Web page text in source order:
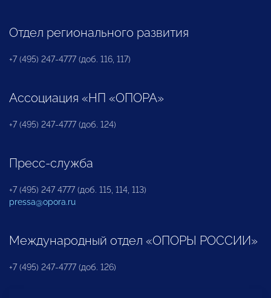
Отдел регионального развития
+7 (495) 247-4777 (доб. 116, 117)
Ассоциация «НП «ОПОРА»
+7 (495) 247-4777 (доб. 124)
Пресс-служба
+7 (495) 247 4777 (доб. 115, 114, 113)
pressa@opora.ru
Международный отдел «ОПОРЫ РОССИИ»
+7 (495) 247-4777 (доб. 126)